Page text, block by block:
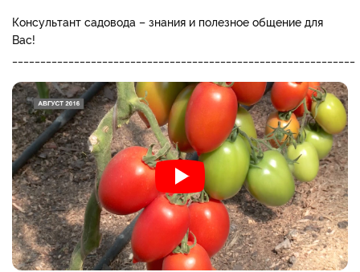
Консультант садовода – знания и полезное общение для
Вас!